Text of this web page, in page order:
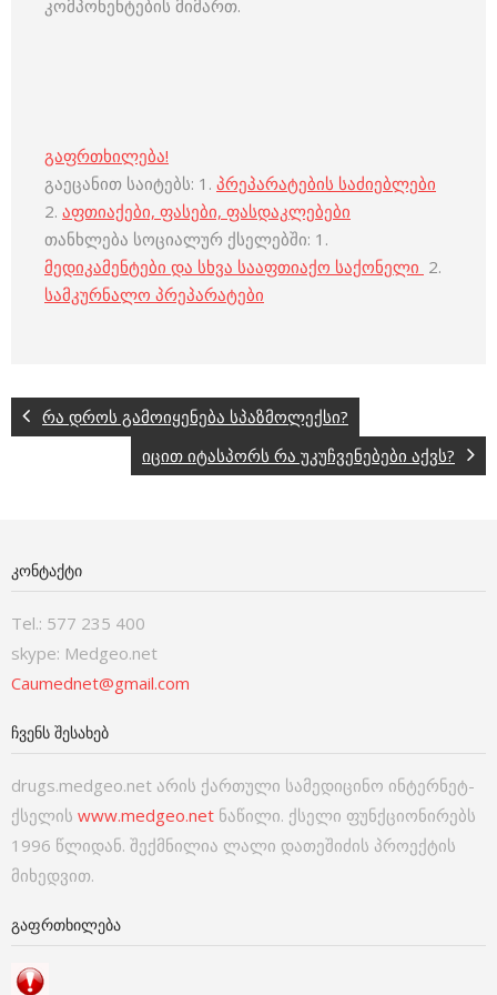
კომპონენტების მიმართ.
გაფრთხილება!
გაეცანით საიტებს: 1. პრეპარატების საძიებლები
2. აფთიაქები, ფასები, ფასდაკლებები
თანხლება სოციალურ ქსელებში: 1.
მედიკამენტები და სხვა სააფთიაქო საქონელი 2.
სამკურნალო პრეპარატები
რა დროს გამოიყენება სპაზმოლექსი?
იცით იტასპორს რა უკუჩვენებები აქვს?
ᲙᲝᲜᲢᲐᲥᲢᲘ
Tel.: 577 235 400
skype: Medgeo.net
Caumednet@gmail.com
ᲩᲕᲔᲜᲡ ᲨᲔᲡᲐᲮᲔᲑ
drugs.medgeo.net არის ქართული სამედიცინო ინტერნეტ-
ქსელის www.medgeo.net ნაწილი. ქსელი ფუნქციონირებს
1996 წლიდან. შექმნილია ლალი დათეშიძის პროექტის
მიხედვით.
ᲒᲐᲤᲠᲗᲮᲘᲚᲔᲑᲐ